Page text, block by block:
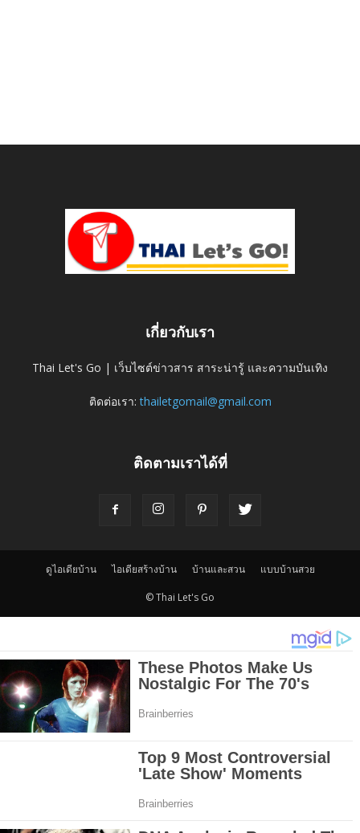
เกี่ยวกับเรา
Thai Let's Go | เว็บไซต์ข่าวสาร สาระน่ารู้ และความบันเทิง
ติดต่อเรา:thailetgomail@gmail.com
ติดตามเราได้ที่
ดูไอเดียบ้าน ไอเดียสร้างบ้าน บ้านและสวน แบบบ้านสวย
© Thai Let's Go